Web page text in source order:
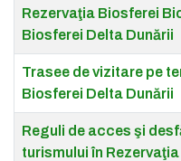
Rezervaţia Biosferei
Biosferei Delta Dunării
Trasee de vizitare pe
Biosferei Delta Dunării
Reguli de acces şi
turismului în